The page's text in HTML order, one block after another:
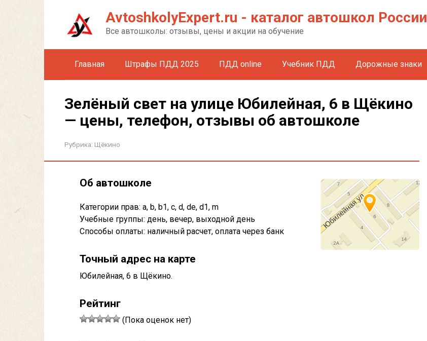
AvtoshkolyExpert.ru - каталог автошкол России
Все автошколы: отзывы, цены и акции на обучение
Главная Штрафы ПДД 2025 ПДД online Учебник ПДД Дорожные знаки
Зелёный свет на улице Юбилейная, 6 в Щёкино
— цены, телефон, отзывы об автошколе
Рубрика: Щёкино
Об автошколе
Категории прав: a, b, b1, c, d, de, d1, m
Учебные группы: день, вечер, выходной день
Способы оплаты: наличный расчет, оплата через банк
Точный адрес на карте
Юбилейная, 6 в Щёкино.
Рейтинг
(Пока оценок нет)